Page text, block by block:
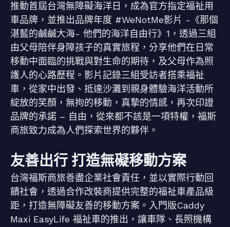
推動首屆台灣無障礙海洋日，成為官方指定福祉用
車品牌，並推出品牌年度 #WeNotMe影片 -《那個
湛藍的鹹鹹大海- 他們的海洋自由行》1，透過三組
由父母陪伴身障孩子的真實旅程，分享他們在日常
移動中面臨的挑戰與對生命的期待，及父母作為照
護人的心路歷程。影片記錄三組受訪者搭乘福祉
車，從家中出發、抵達沙灘到親身體驗海洋活動所
綻放的笑顏，無拘的移動，真摯的情感，再次印證
品牌的承諾 – 自由，從來都不該是一項特權，福斯
商旅致力成為人們探索世界的夥伴。
友善出行 打造無礙移動方案
台灣福斯商旅善盡企業社會責任，並以實際行動回
饋社會，透過合作改裝商提供完整的福祉車產品級
距，打造無障礙友善的移動方案。入門版Caddy
Maxi EasyLife 福祉車的推出，讓車隊、長照機構